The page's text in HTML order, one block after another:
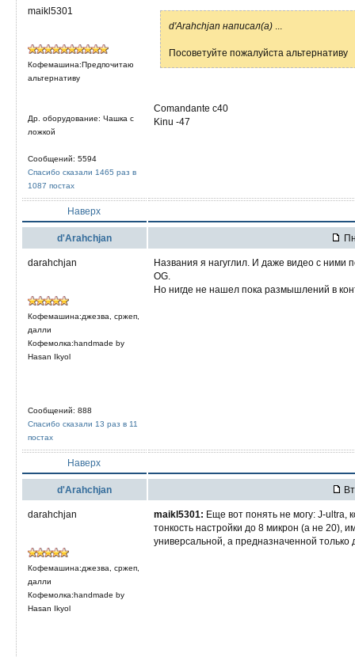
maikl5301
Кофемашина:Предпочитаю
альтернативу
Др. оборудование: Чашка с
ложкой
Сообщений: 5594
Спасибо сказали 1465 раз в
1087 постах
d'Arahchjan написал(а)
Посоветуйте пожалуйста альтернативу
Comandante c40
Kinu -47
Наверх
d'Arahchjan
darahchjan
Кофемашина:джезва, сржеп,
далли
Кофемолка:handmade by
Hasan Ikyol
Сообщений: 888
Спасибо сказали 13 раз в 11
постах
Названия я нагуглил. И даже видео с
OG.
Но нигде не нашел пока размышлений в
Наверх
d'Arahchjan
darahchjan
Кофемашина:джезва, сржеп,
далли
Кофемолка:handmade by
Hasan Ikyol
maikl5301: Еще вот понять не могу: J-ultra,
тонкость настройки до 8 микрон (а не 20),
универсальной, а предназначенной